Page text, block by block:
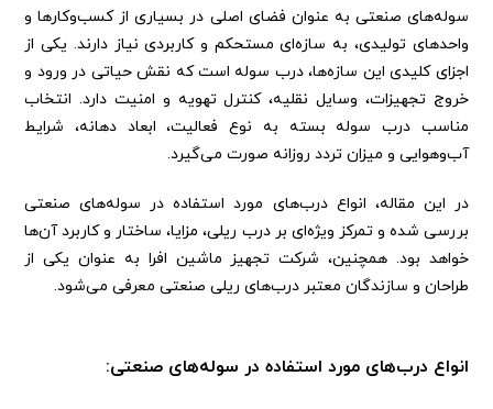
سوله‌های صنعتی به عنوان فضای اصلی در بسیاری از کسب‌وکارها و
واحدهای تولیدی، به سازه‌ای مستحکم و کاربردی نیاز دارند. یکی از
اجزای کلیدی این سازه‌ها، درب سوله است که نقش حیاتی در ورود و
خروج تجهیزات، وسایل نقلیه، کنترل تهویه و امنیت دارد. انتخاب
مناسب درب سوله بسته به نوع فعالیت، ابعاد دهانه، شرایط
آب‌وهوایی و میزان تردد روزانه صورت می‌گیرد.
در این مقاله، انواع درب‌های مورد استفاده در سوله‌های صنعتی
بررسی شده و تمرکز ویژه‌ای بر درب‌ ریلی، مزایا، ساختار و کاربرد آن‌ها
خواهد بود. همچنین، شرکت تجهیز ماشین افرا به عنوان یکی از
طراحان و سازندگان معتبر درب‌های ریلی صنعتی معرفی می‌شود.
انواع درب‌های مورد استفاده در سوله‌های صنعتی: